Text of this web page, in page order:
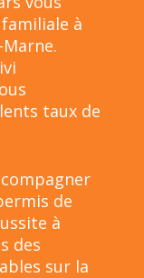
à
taux de
de
à
des
sur la